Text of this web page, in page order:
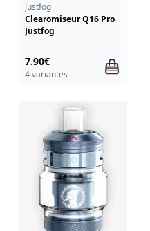
Justfog
Clearomiseur Q16 Pro
Justfog
7.90€
4 variantes